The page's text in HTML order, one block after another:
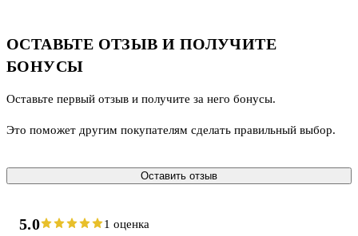
ОСТАВЬТЕ ОТЗЫВ И ПОЛУЧИТЕ
БОНУСЫ
Оставьте первый отзыв и получите за него бонусы.
Это поможет другим покупателям сделать правильный выбор.
Оставить отзыв
5.0 1 оценка